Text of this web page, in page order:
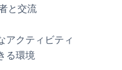
と交流
アクティビティ
る環境